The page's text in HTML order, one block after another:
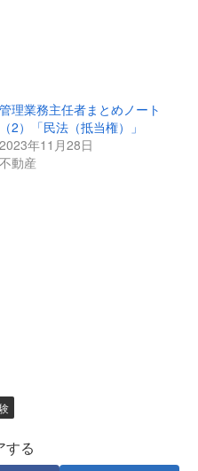
管理業務主任者まとめノート
（2）「民法（抵当権）」
2023年11月28日
不動産
する